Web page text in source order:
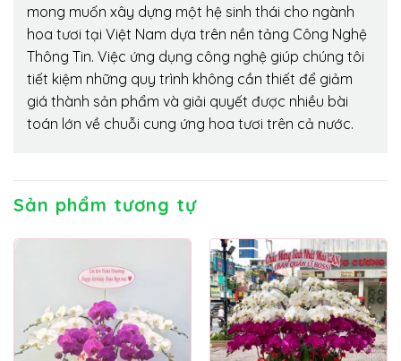
mong muốn xây dựng một hệ sinh thái cho ngành
hoa tươi tại Việt Nam dựa trên nền tảng Công Nghệ
Thông Tin. Việc ứng dụng công nghệ giúp chúng tôi
tiết kiệm những quy trình không cần thiết để giảm
giá thành sản phẩm và giải quyết được nhiều bài
toán lớn về chuỗi cung ứng hoa tươi trên cả nước.
Sản phẩm tương tự